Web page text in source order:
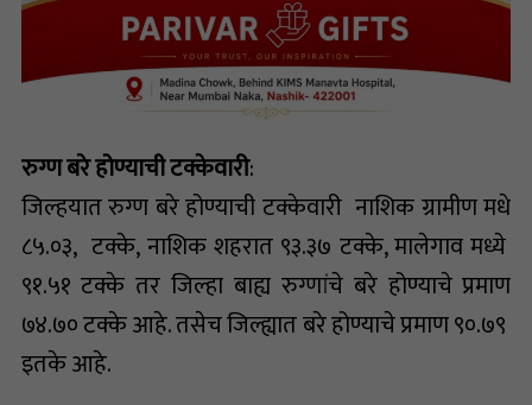
रुग्ण बरे होण्याची टक्केवारी:
जिल्हयात रुग्ण बरे होण्याची टक्केवारी नाशिक ग्रामीण मधे
८५.०३, टक्के, नाशिक शहरात ९३.३७ टक्के, मालेगाव मध्ये
९१.५१ टक्के तर जिल्हा बाह्य रुग्णांचे बरे होण्याचे प्रमाण
७४.७० टक्के आहे. तसेच जिल्ह्यात बरे होण्याचे प्रमाण ९०.७९
इतके आहे.